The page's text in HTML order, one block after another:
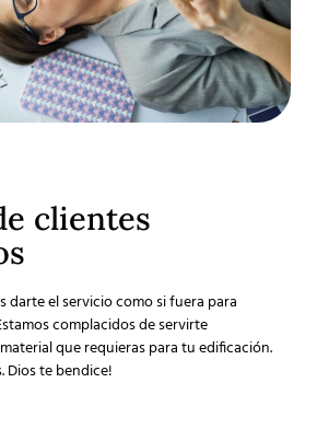
clientes
darte el servicio como si fuera para
complacidos de servirte
que requieras para tu edificación.
Dios te bendice!